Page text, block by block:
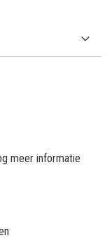
meer informatie